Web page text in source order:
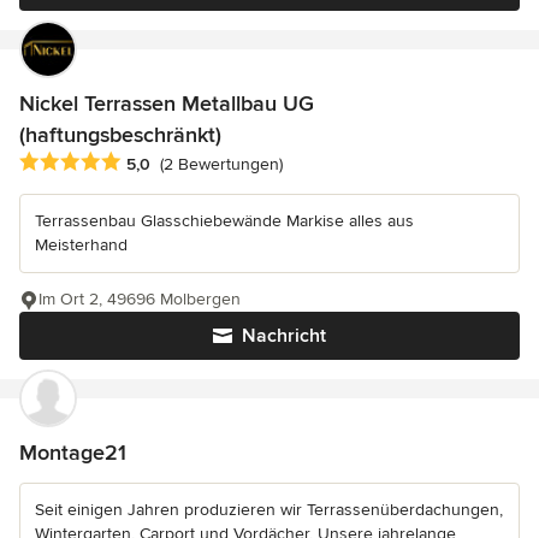
Nickel Terrassen Metallbau UG
(haftungsbeschränkt)
Durchschnittliche Bewertung: 5 von 5 Sternen
5,0 (2 Bewertungen)
Terrassenbau Glasschiebewände Markise alles aus
Meisterhand
Nachricht
Im Ort 2, 49696 Molbergen
Montage21
Seit einigen Jahren produzieren wir Terrassenüberdachungen,